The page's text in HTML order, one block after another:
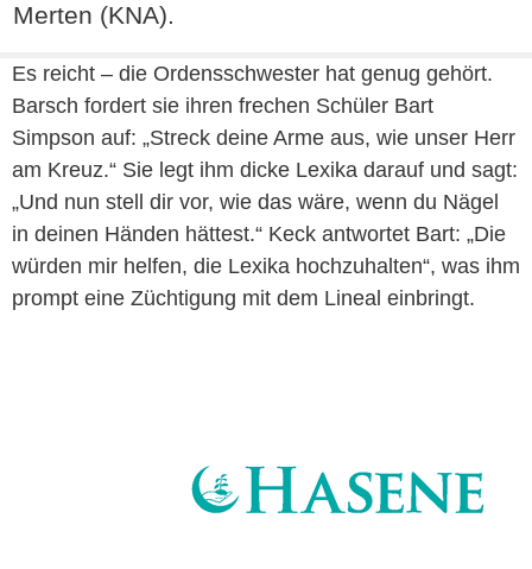
Merten (KNA).
Es reicht – die Ordensschwester hat genug gehört.
Barsch fordert sie ihren frechen Schüler Bart
Simpson auf: „Streck deine Arme aus, wie unser Herr
am Kreuz.“ Sie legt ihm dicke Lexika darauf und sagt:
„Und nun stell dir vor, wie das wäre, wenn du Nägel
in deinen Händen hättest.“ Keck antwortet Bart: „Die
würden mir helfen, die Lexika hochzuhalten“, was ihm
prompt eine Züchtigung mit dem Lineal einbringt.